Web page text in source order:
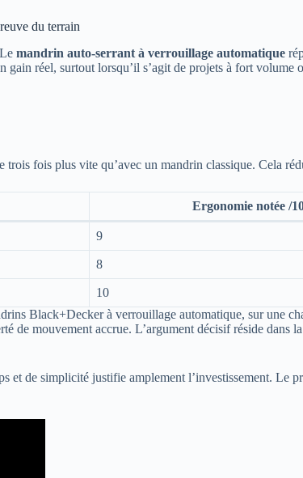
du terrain
mandrin auto-serrant à verrouillage automatique
réel, surtout lorsqu’il s’agit de projets à fort volume
fois plus vite qu’avec un mandrin classique. Cela
Ergonomie notée /
9
8
10
Black+Decker à verrouillage automatique, sur une
de mouvement accrue. L’argument décisif réside
et de simplicité justifie amplement l’investissement. Le